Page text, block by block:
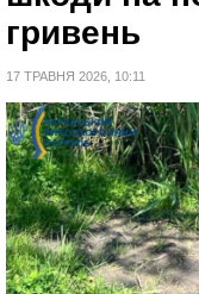
гривень
17 ТРАВНЯ 2026, 10:11